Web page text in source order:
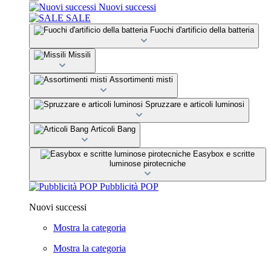
Nuovi successi
SALE
Fuochi d'artificio della batteria
Missili
Assortimenti misti
Spruzzare e articoli luminosi
Articoli Bang
Easybox e scritte
luminose pirotecniche
Pubblicità POP
Nuovi successi
Mostra la categoria
Mostra la categoria